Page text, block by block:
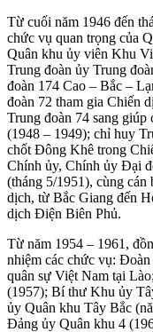
Từ cuối năm 1946 đến
chức vụ quan trọng của
Quân khu ủy viên Khu
Trung đoàn ủy Trung
đoàn 174 Cao – Bắc –
đoàn 72 tham gia Chiến
Trung đoàn 74 sang
(1948 – 1949); chỉ huy
chốt Đông Khê trong
Chính ủy, Chính ủy Ðại
(tháng 5/1951), cùng
dịch, từ Bắc Giang đến
dịch Điện Biên Phủ.
Từ năm 1954 – 1961,
nhiệm các chức vụ:
quân sự Việt Nam tại
(1957); Bí thư Khu ủy
ủy Quân khu Tây Bắc
Ðảng ủy Quân khu 4